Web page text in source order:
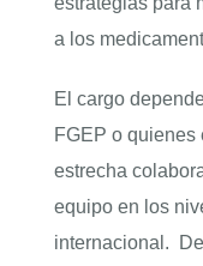
a los
El cargo
FGEP o quienes
estrecha
equipo en los
internacional.